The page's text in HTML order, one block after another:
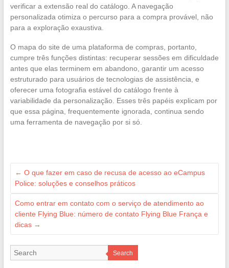
verificar a extensão real do catálogo. A navegação
personalizada otimiza o percurso para a compra provável, não
para a exploração exaustiva.
O mapa do site de uma plataforma de compras, portanto,
cumpre três funções distintas: recuperar sessões em dificuldade
antes que elas terminem em abandono, garantir um acesso
estruturado para usuários de tecnologias de assistência, e
oferecer uma fotografia estável do catálogo frente à
variabilidade da personalização. Esses três papéis explicam por
que essa página, frequentemente ignorada, continua sendo
uma ferramenta de navegação por si só.
← O que fazer em caso de recusa de acesso ao eCampus
Police: soluções e conselhos práticos
Como entrar em contato com o serviço de atendimento ao
cliente Flying Blue: número de contato Flying Blue França e
dicas →
Search